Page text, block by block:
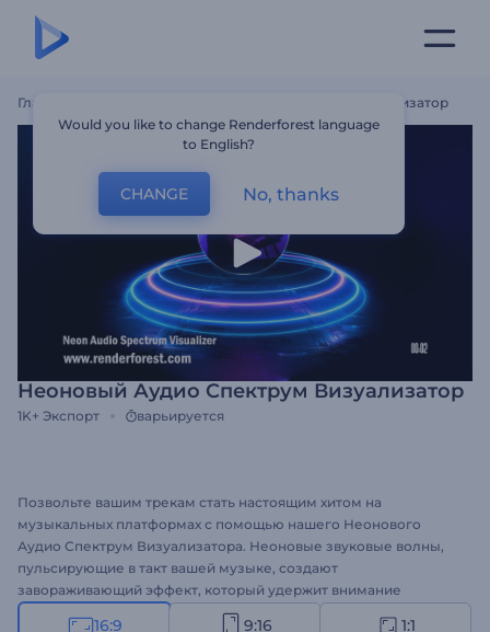
Главная Неоновый Аудио Спектрум Визуализатор
Неоновый Аудио Спектрум Визуализатор
1K+ Экспорт варьируется
Позвольте вашим трекам стать настоящим хитом на
музыкальных платформах с помощью нашего Неонового
Аудио Спектрум Визуализатора. Неоновые звуковые волны,
пульсирующие в такт вашей музыке, создают
завораживающий эффект, который удержит внимание
слушателей от первого до последнего аккорда. Загрузите
16:9 9:16 1:1
Would you like to change Renderforest language
to English?
CHANGE No, thanks